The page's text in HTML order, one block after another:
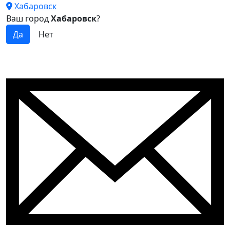
Хабаровск
Ваш городХабаровск?